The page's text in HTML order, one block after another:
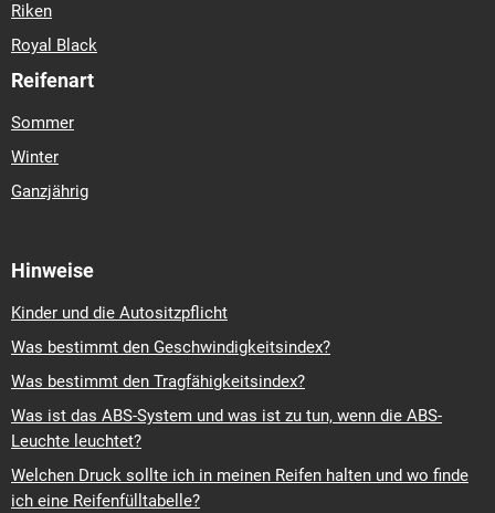
Riken
Royal Black
Reifenart
Sommer
Winter
Ganzjährig
Hinweise
Kinder und die Autositzpflicht
Was bestimmt den Geschwindigkeitsindex?
Was bestimmt den Tragfähigkeitsindex?
Was ist das ABS-System und was ist zu tun, wenn die ABS-
Leuchte leuchtet?
Welchen Druck sollte ich in meinen Reifen halten und wo finde
ich eine Reifenfülltabelle?